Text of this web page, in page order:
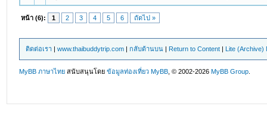
หน้า (6): 1 2 3 4 5 6 ถัดไป »
ติดต่อเรา |www.thaibuddytrip.com |กลับด้านบน | Return to Content | Lite (Archive)
MyBB ภาษาไทย สนับสนุนโดยข้อมูลท่องเที่ยว MyBB , © 2002-2026MyBB Group